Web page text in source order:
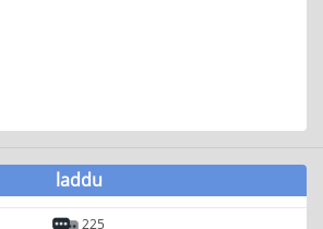
laddu
225